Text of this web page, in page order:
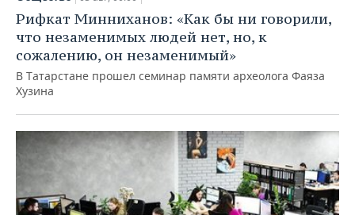
Рифкат Минниханов: «Как бы ни говорили,
что незаменимых людей нет, но, к
сожалению, он незаменимый»
В Татарстане прошел семинар памяти археолога Фаяза
Хузина